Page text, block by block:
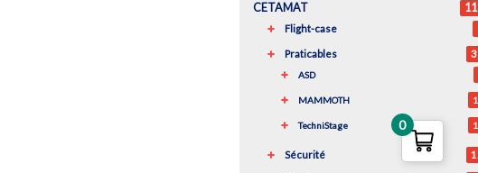
CETAMAT
Flight-case
Praticables
ASD
MAMMOTH
TechniStage
Sécurité
0